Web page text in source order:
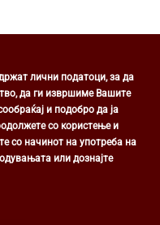
1, Скопје
693
лични податоци, за да
да ги извршиме Вашите
и подобро да ја
со користење и
со начинот на употреба на
или дознајте